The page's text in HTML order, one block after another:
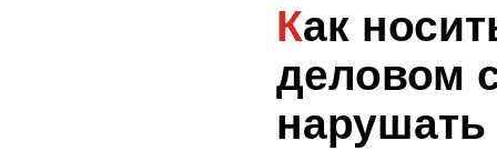
Как носить пайетки в
деловом
нарушать